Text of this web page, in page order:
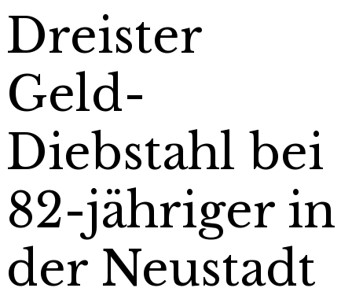
Dreister
Geld-
Diebstahl bei
82-jähriger in
der Neustadt